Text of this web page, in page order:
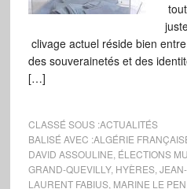
clivage actuel réside bien
des souverainetés et des
[…]
CLASSÉ SOUS :ACTUALITÉS
BALISÉ AVEC :ALGÉRIE
DAVID ASSOULINE ÉLECTIONS
GRAND-QUEVILLY, HYÈRES,
LAURENT FABIUS, MARINE LE PEN